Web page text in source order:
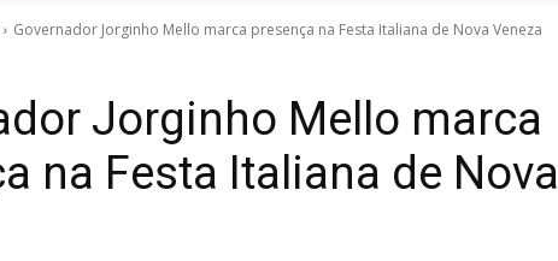
Governador Jorginho Mello marca presença na Festa Italiana de Nova Veneza
Jorginho Mello marca
na Festa Italiana de Nova